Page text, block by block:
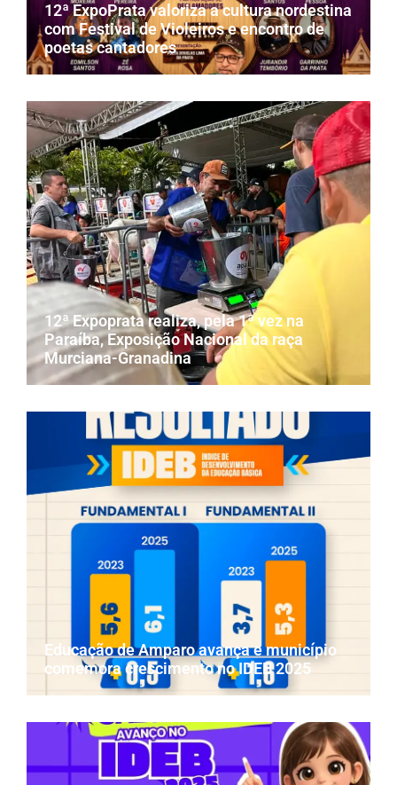
12ª ExpoPrata valoriza a cultura nordestina
com Festival de Violeiros e encontro de
poetas cantadores
12ª Expoprata realiza, pela 1ª vez na
Paraíba, Exposição Nacional da raça
Murciana-Granadina
Educação de Amparo avança e município
comemora crescimento no IDEB 2025